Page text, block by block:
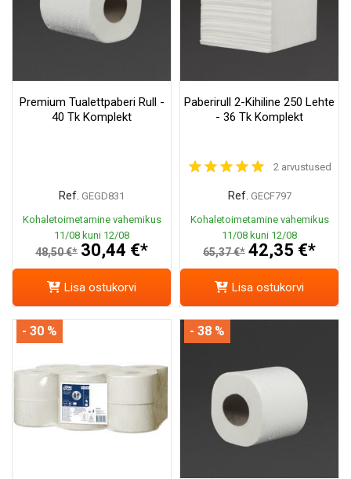
Premium Tualettpaberi Rull -
40 Tk Komplekt
Ref. GEGD831
Kohaletoimetamine vahemikus
11/08 kuni 12/08
48,50 €* 30,44 €*
Lisa ostukorvi
Paberirull 2-Kihiline 250 Lehte
- 36 Tk Komplekt
2 arvustused
Ref. GECF797
Kohaletoimetamine vahemikus
11/08 kuni 12/08
65,37 €* 42,35 €*
Lisa ostukorvi
- 30 % - 38 %